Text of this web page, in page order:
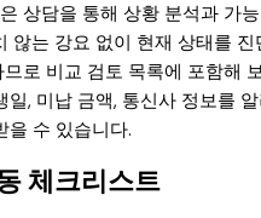
상담을 통해 상황 분석과 가
않는 강요 없이 현재 상태를
로 비교 검토 목록에 포함해
일, 미납 금액, 통신사 정보를
을 수 있습니다.
체크리스트